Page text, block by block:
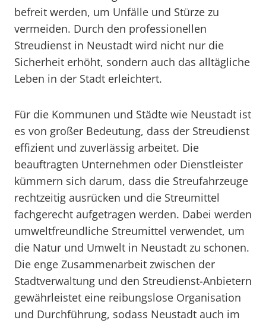
befreit werden, um Unfälle und Stürze zu
vermeiden. Durch den professionellen
Streudienst in Neustadt wird nicht nur die
Sicherheit erhöht, sondern auch das alltägliche
Leben in der Stadt erleichtert.
Für die Kommunen und Städte wie Neustadt ist
es von großer Bedeutung, dass der Streudienst
effizient und zuverlässig arbeitet. Die
beauftragten Unternehmen oder Dienstleister
kümmern sich darum, dass die Streufahrzeuge
rechtzeitig ausrücken und die Streumittel
fachgerecht aufgetragen werden. Dabei werden
umweltfreundliche Streumittel verwendet, um
die Natur und Umwelt in Neustadt zu schonen.
Die enge Zusammenarbeit zwischen der
Stadtverwaltung und den Streudienst-Anbietern
gewährleistet eine reibungslose Organisation
und Durchführung, sodass Neustadt auch im